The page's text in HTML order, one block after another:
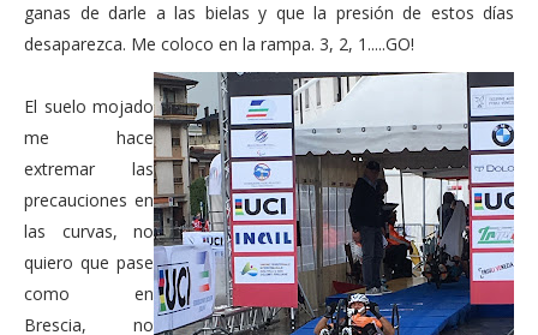
ganas de darle a las bielas y que la presión de estos días
desaparezca. Me coloco en la rampa. 3, 2, 1.....GO!
El suelo mojado
me hace
extremar las
precauciones en
las curvas, no
quiero que pase
como en
Brescia, no